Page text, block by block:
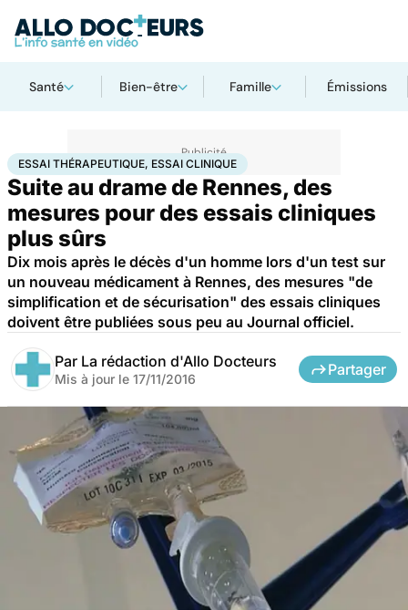
Santé Bien-être Famille Émissions
AccueilSantéEssai thérapeutique, essai clinique
ESSAI THÉRAPEUTIQUE, ESSAI CLINIQUE
Suite au drame de Rennes, des
mesures pour des essais cliniques
plus sûrs
Dix mois après le décès d'un homme lors d'un test sur
un nouveau médicament à Rennes, des mesures "de
simplification et de sécurisation" des essais cliniques
doivent être publiées sous peu au Journal officiel.
Par La rédaction d'Allo Docteurs
Mis à jour le 17/11/2016
Partager